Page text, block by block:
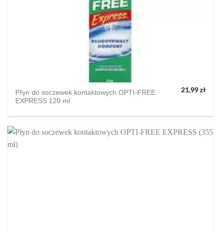
Płyn do soczewek kontaktowych OPTI-FREE
EXPRESS 120 ml
21,99zł